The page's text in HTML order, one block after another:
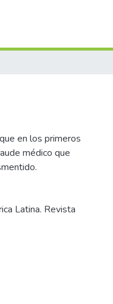
en los primeros
médico que
Latina. Revista